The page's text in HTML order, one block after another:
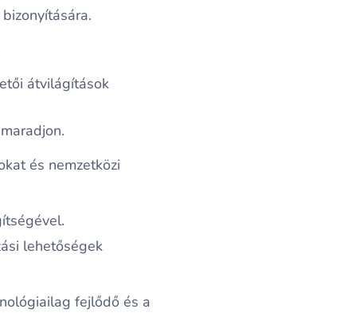
átvilágítások
és nemzetközi
lehetőségek
fejlődő és a